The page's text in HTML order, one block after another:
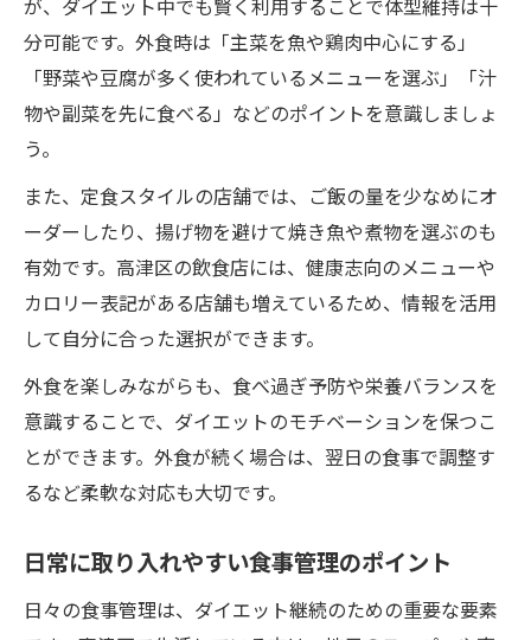
が、ダイエット中でも賢く利用することで体型維持は十
分可能です。外食時は「主菜を魚や鶏肉中心にする」
「野菜や豆腐が多く使われているメニューを選ぶ」「汁
物や副菜を先に食べる」などのポイントを意識しましょ
う。
また、定食スタイルの店舗では、ご飯の量を少なめにオ
ーダーしたり、揚げ物を避けて焼き魚や煮物を選ぶのも
有効です。高津区の飲食店には、健康志向のメニューや
カロリー表記がある店舗も増えているため、情報を活用
して自分に合った選択ができます。
外食を楽しみながらも、食べ過ぎ予防や栄養バランスを
意識することで、ダイエットのモチベーションを保つこ
とができます。外食が続く場合は、翌日の食事で調整す
るなど柔軟な対応も大切です。
日常に取り入れやすい食事管理のポイント
日々の食事管理は、ダイエット継続のための重要な要素